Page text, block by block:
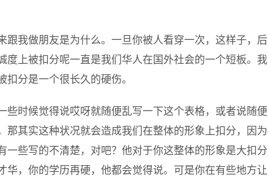
我做朋友是为什么。一旦你被人看穿一次，这样子，后
上被扣分呢一直是我们华人在国外社会的一个短板。我
分是一个很长久的硬伤。
时候觉得说哎呀就随便乱写一下这个表格，或者说随便
其实这种状况就会造成我们在整体的形象上扣分，因为
些写的不清楚，对吧？他对于你这整体的形象是大扣分
，你的学历再硬，他都会觉得说。可是你在有些地方让